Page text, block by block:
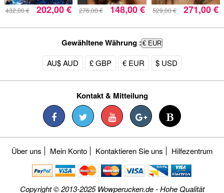
432,00 € 202,00 € 276,00 € 148,00 € 529,00 € 271,00 €
Gewähltene Währung : € EUR
AU$ AUD £ GBP € EUR $ USD
Kontakt & Mitteilung
Über uns Mein Konto Kontaktieren Sie uns Hilfezentrum
Copyright © 2013-2025 Wowperucken.de - Hohe Qualität